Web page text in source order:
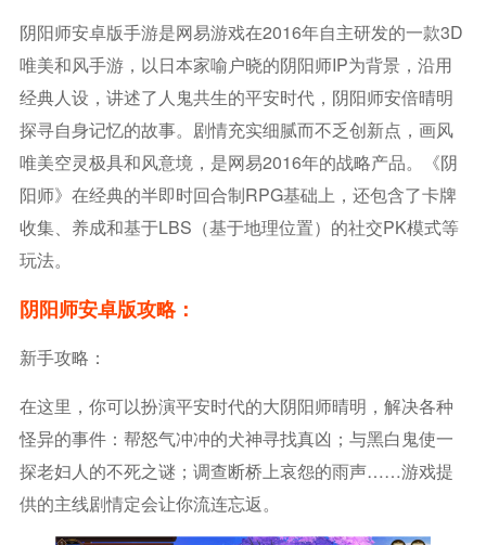
阴阳师安卓版手游是网易游戏在2016年自主研发的一款3D
唯美和风手游，以日本家喻户晓的阴阳师IP为背景，沿用
经典人设，讲述了人鬼共生的平安时代，阴阳师安倍晴明
探寻自身记忆的故事。剧情充实细腻而不乏创新点，画风
唯美空灵极具和风意境，是网易2016年的战略产品。《阴
阳师》在经典的半即时回合制RPG基础上，还包含了卡牌
收集、养成和基于LBS（基于地理位置）的社交PK模式等
玩法。
阴阳师安卓版攻略：
新手攻略：
在这里，你可以扮演平安时代的大阴阳师晴明，解决各种
怪异的事件：帮怒气冲冲的犬神寻找真凶；与黑白鬼使一
探老妇人的不死之谜；调查断桥上哀怨的雨声……游戏提
供的主线剧情定会让你流连忘返。